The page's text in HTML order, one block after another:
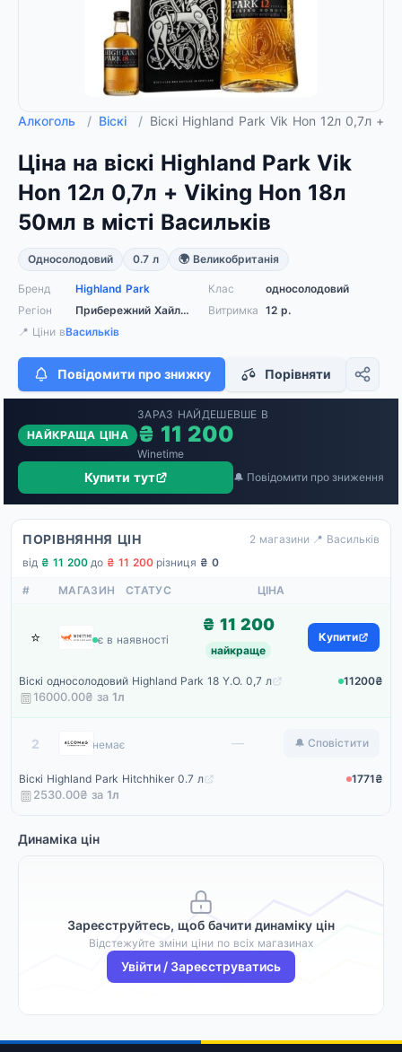
Алкоголь / Віскі / Віскі Highland Park Vik Hon 12л 0,7л +
Ціна на віскі Highland Park Vik
Hon 12л 0,7л + Viking Hon 18л
50мл в місті Васильків
Односолодовий 0.7 л 🌍 Великобританія
Бренд Highland Park Клас
односолодовий
Регіон
Прибережний Хайленд Витримка 12 р.
📍 Ціни вВасильків
Повідомити про знижку Порівняти
НАЙКРАЩА ЦІНА
ЗАРАЗ НАЙДЕШЕВШЕ В
₴ 11 200
Winetime
Купити тут 🔔 Повідомити про зниження
ПОРІВНЯННЯ ЦІН 2 магазини· 📍 Васильків
від ₴ 11 200·до ₴ 11 200·різниця ₴ 0
# МАГАЗИН СТАТУС ЦІНА
⭐ Winetime
є в наявності
₴ 11 200
найкраще
Купити
Віскі односолодовий Highland Park 18 Y.O. 0,7 л
11200₴
16000.00₴ за 1л
2 Alcomag
немає — 🔔 Сповістити
Віскі Highland Park Hitchhiker 0.7 л
1771₴
2530.00₴ за 1л
Динаміка цін
Зареєструйтесь, щоб бачити динаміку цін
Відстежуйте зміни ціни по всіх магазинах
Увійти / Зареєструватись